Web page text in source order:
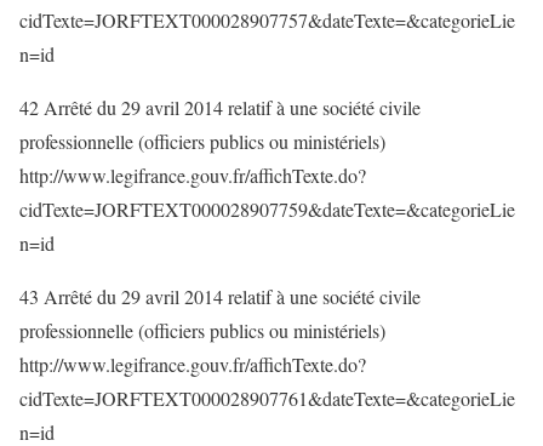
cidTexte=JORFTEXT000028907757&dateTexte=&categorieLie
n=id
42 Arrêté du 29 avril 2014 relatif à une société civile
professionnelle (officiers publics ou ministériels)
http://www.legifrance.gouv.fr/affichTexte.do?
cidTexte=JORFTEXT000028907759&dateTexte=&categorieLie
n=id
43 Arrêté du 29 avril 2014 relatif à une société civile
professionnelle (officiers publics ou ministériels)
http://www.legifrance.gouv.fr/affichTexte.do?
cidTexte=JORFTEXT000028907761&dateTexte=&categorieLie
n=id